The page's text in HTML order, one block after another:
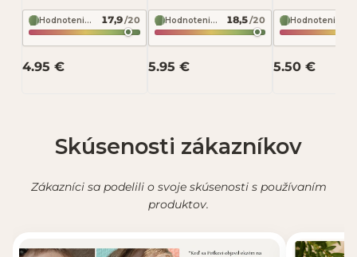
Odoslať recenziu
Recenzia bude zverejnená po schválení.
pokožky 110 g –
Soaphoria Muž
Hodnotenie zloženia podľa INCI Beauty 17,9/20
4.95 €
tropická vôňa 50 ml
– Soaphoria
Tropicana
Hodnotenie zloženia podľa INCI Beauty 18,5/20
5.95 €
himalájskou
čistenie a
pokožky 100
Mydlove
5.50 €
Skúsenosti zákazníkov
Zákazníci sa podelili o svoje skúsenosti s používaním
produktov.